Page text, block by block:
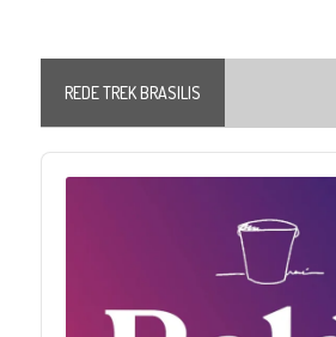
REDE TREK BRASILIS
Audio
Player